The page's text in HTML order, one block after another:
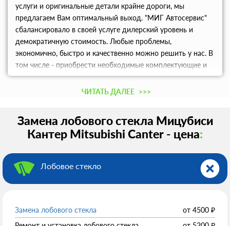
услуги и оригинальные детали крайне дороги, мы
предлагаем Вам оптимальный выход. "МИГ Автосервис"
сбалансировало в своей услуге дилерский уровень и
демократичную стоимость. Любые проблемы,
экономично, быстро и качественно можно решить у нас. В
том числе - приобрести необходимые комплектующие и
запчасти для ремонта по ценам на 10-20 процентов
выгоднее рыночных за счет нашей официальной
технологии и подходы согласованы с изготовителем,
рекомендованы инструкцией бренда. Они предполагают
стекла, молдингов и дополнительного оборудования;
снятие всех деталей, крепежей и комплектующих, которые
могут затруднить процедуру замены лобового стекла
манипуляций; осторожная срезка стекла, удаление
(неполное) существующего клеевого и силиконового слоя;
ЧИТАТЬ ДАЛЕЕ >>>
Замена лобового стекла Мицубиси
Кантер Mitsubishi Canter - цена:
Лобовое стекло
Замена лобового стекла от 4500 ₽